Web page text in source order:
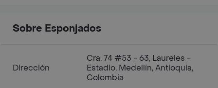
Sobre Esponjados
Dirección
Cra. 74 #53 - 63, Laureles -
Estadio, Medellín, Antioquia,
Colombia